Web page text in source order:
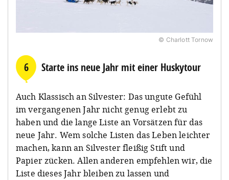
© Charlott Tornow
6 Starte ins neue Jahr mit einer Huskytour
Auch Klassisch an Silvester: Das ungute Gefühl
im vergangenen Jahr nicht genug erlebt zu
haben und die lange Liste an Vorsätzen für das
neue Jahr. Wem solche Listen das Leben leichter
machen, kann an Silvester fleißig Stift und
Papier zücken. Allen anderen empfehlen wir, die
Liste dieses Jahr bleiben zu lassen und